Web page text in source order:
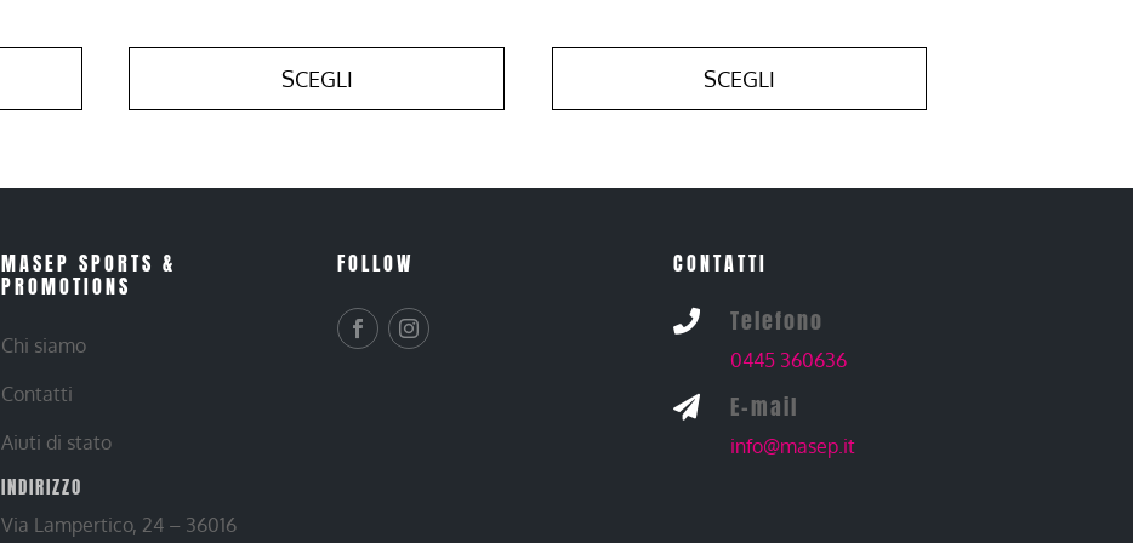
SCEGLI SCEGLI
MASEP SPORTS &
PROMOTIONS
Chi siamo
Contatti
Aiuti di stato
INDIRIZZO
Via Lampertico, 24 – 36016
FOLLOW CONTATTI
 Telefono
0445 360636
 E-mail
info@masep.it